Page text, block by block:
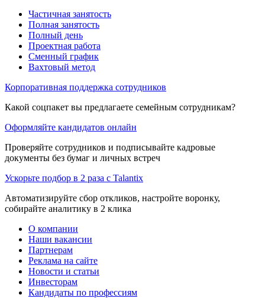
Частичная занятость
Полная занятость
Полный день
Проектная работа
Сменный график
Вахтовый метод
Корпоративная поддержка сотрудников
Какой соцпакет вы предлагаете семейным сотрудникам?
Оформляйте кандидатов онлайн
Проверяйте сотрудников и подписывайте кадровые
документы без бумаг и личных встреч
Ускорьте подбор в 2 раза с Talantix
Автоматизируйте сбор откликов, настройте воронку,
собирайте аналитику в 2 клика
О компании
Наши вакансии
Партнерам
Реклама на сайте
Новости и статьи
Инвесторам
Кандидаты по профессиям